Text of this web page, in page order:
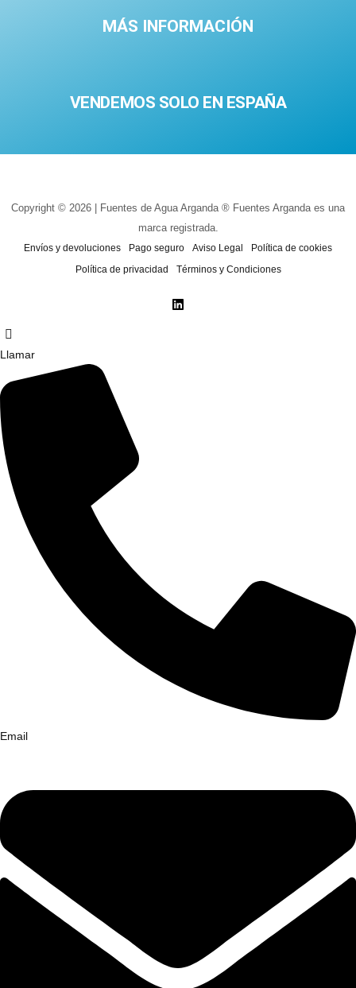
MÁS INFORMACIÓN
VENDEMOS SOLO EN ESPAÑA
Copyright © 2026 | Fuentes de Agua Arganda ® Fuentes Arganda es una
marca registrada.
Envíos y devoluciones Pago seguro Aviso Legal
Política de cookies
Política de privacidad
Términos y Condiciones
Llamar
Email